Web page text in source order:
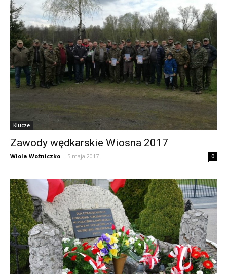
Klucze
Zawody wędkarskie Wiosna 2017
Wiola Woźniczko - 5 maja 2017 0